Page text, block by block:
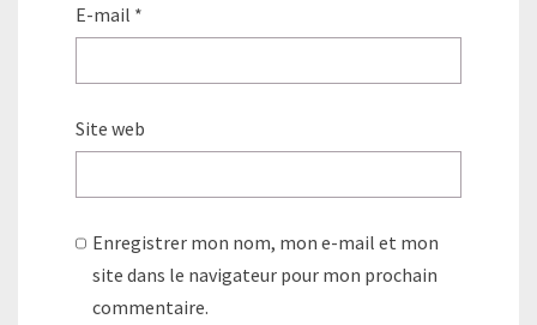
E-mail *
Site web
Enregistrer mon nom, mon e-mail et mon
site dans le navigateur pour mon prochain
commentaire.